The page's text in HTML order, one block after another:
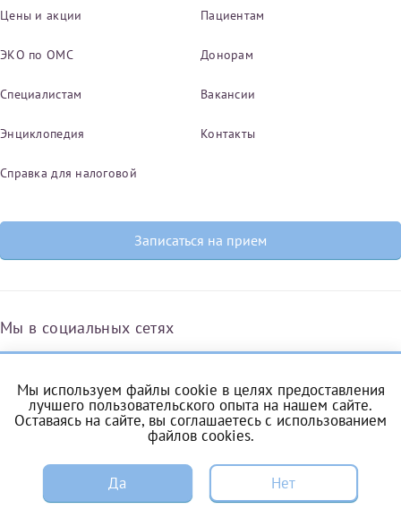
Цены и акции Пациентам
ЭКО по ОМС Донорам
Специалистам Вакансии
Энциклопедия Контакты
Справка для налоговой
Записаться на прием
Мы в социальных сетях
Вконтакте ОдноклассникиЯндекс.Дзен Telegram Max
Комендантский проспект, 53/1A
Мы используем файлы cookie в целях предоставления
лучшего пользовательского опыта на нашем сайте.
Оставаясь на сайте, вы соглашаетесь с использованием
файлов cookies.
Да Нет
ЗАПИСЬ